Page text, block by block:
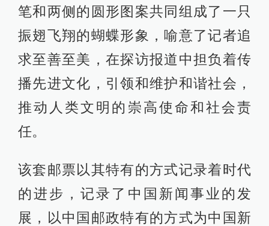
笔和两侧的圆形图案共同组成了一只
振翅飞翔的蝴蝶形象，喻意了记者追
求至善至美，在探访报道中担负着传
播先进文化，引领和维护和谐社会，
推动人类文明的崇高使命和社会责
任。
该套邮票以其特有的方式记录着时代
的进步，记录了中国新闻事业的发
展，以中国邮政特有的方式为中国新